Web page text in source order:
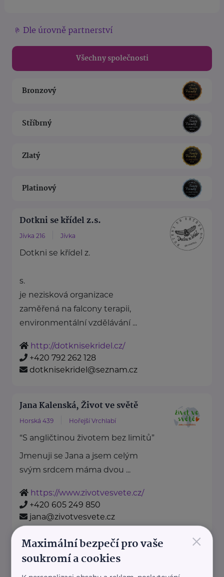
Dle úrovně partnerství
Všechny společnosti
Bronzový
Stříbrný
Zlatý
Platinový
Dotkni se křídel z.s.
Jívka 216 Jívka
Dotkni se křídel z.
s.
je nezisková organizace
zaměřená na falcony terapii,
environmentální vzdělávání ...
http://dotknisekridel.cz/
+420 792 262 128
dotknisekridel@seznam.cz
Jana Kalenská, Život ve světě
Horská 439 Hořejší Vrchlabí
“S angličtinou životem bez limitů”
Jmenuji se Jana a jsem celým
svým srdcem máma dvou ...
https://www.zivotvesvete.cz/
+420 605 249 850
jana@zivotvesvete.cz
Nadační fond Spolu s odvahou ×
Maximální bezpečí pro vaše
soukromí a cookies